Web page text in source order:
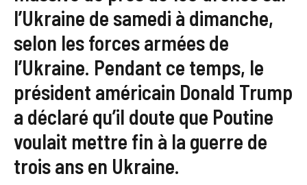
l’Ukraine de samedi à dimanche,
selon les forces armées de
l’Ukraine. Pendant ce temps, le
président américain Donald Trump
a déclaré qu’il doute que Poutine
voulait mettre fin à la guerre de
trois ans en Ukraine.